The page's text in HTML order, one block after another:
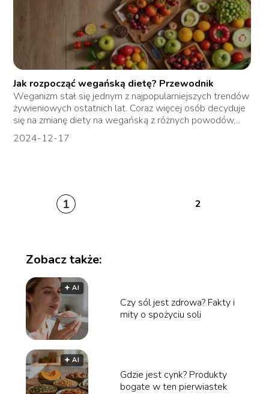
Jak rozpocząć wegańską dietę? Przewodnik
Weganizm stał się jednym z najpopularniejszych trendów
żywieniowych ostatnich lat. Coraz więcej osób decyduje
się na zmianę diety na wegańską z różnych powodów,...
2024-12-17
1 2
Zobacz także:
🟅 AI
Czy sól jest zdrowa? Fakty i
mity o spożyciu soli
🟅 AI
Gdzie jest cynk? Produkty
bogate w ten pierwiastek